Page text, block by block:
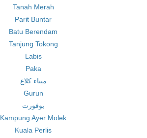
Tanah Merah
Parit Buntar
Batu Berendam
Tanjung Tokong
Labis
Paka
ميناء كلاغ
Gurun
بوفورت
Kampung Ayer Molek
Kuala Perlis